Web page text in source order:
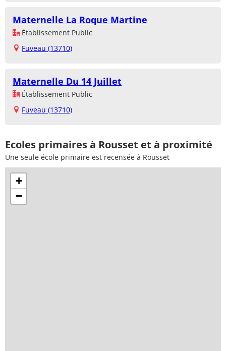
Maternelle La Roque Martine
Établissement Public
Fuveau (13710)
Maternelle Du 14 Juillet
Établissement Public
Fuveau (13710)
Ecoles primaires à Rousset et à proximité
Une seule école primaire est recensée à Rousset
+
−